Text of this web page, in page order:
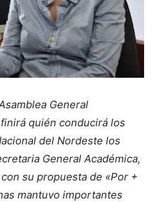
General
quién conducirá los
del Nordeste los
General Académica,
su propuesta de «Por +
mantuvo importantes